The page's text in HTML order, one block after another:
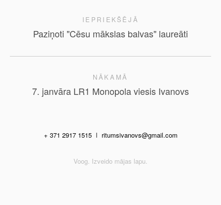
IEPRIEKŠĒJĀ
Paziņoti "Cēsu mākslas balvas" laureāti
NĀKAMĀ
7. janvāra LR1 Monopola viesis Ivanovs
+ 371 2917 1515I ritumsivanovs@gmail.com
Voog. Izveido mājas lapu.